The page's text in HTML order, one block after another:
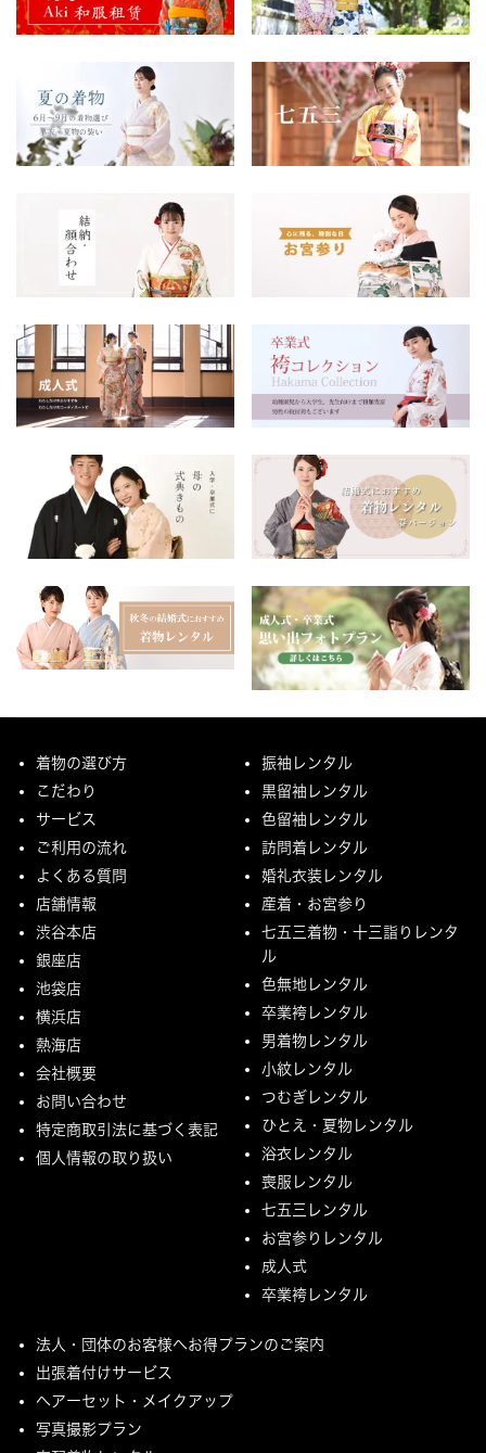
着物の選び方
こだわり
サービス
ご利用の流れ
よくある質問
店舗情報
渋谷本店
銀座店
池袋店
横浜店
熱海店
会社概要
お問い合わせ
特定商取引法に基づく表記
個人情報の取り扱い
振袖レンタル
黒留袖レンタル
色留袖レンタル
訪問着レンタル
婚礼衣装レンタル
産着・お宮参り
七五三着物・十三詣りレンタ
ル
色無地レンタル
卒業袴レンタル
男着物レンタル
小紋レンタル
つむぎレンタル
ひとえ・夏物レンタル
浴衣レンタル
喪服レンタル
七五三レンタル
お宮参りレンタル
成人式
卒業袴レンタル
法人・団体のお客様へお得プランのご案内
出張着付けサービス
ヘアーセット・メイクアップ
写真撮影プラン